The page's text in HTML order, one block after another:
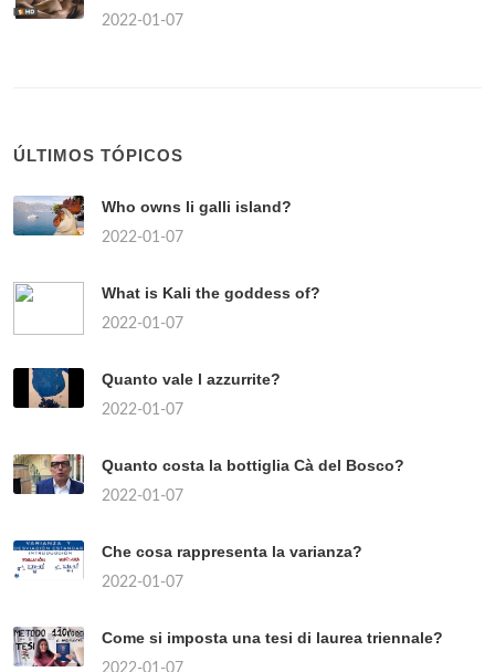
2022-01-07
ÚLTIMOS TÓPICOS
Who owns li galli island?
2022-01-07
What is Kali the goddess of?
2022-01-07
Quanto vale l azzurrite?
2022-01-07
Quanto costa la bottiglia Cà del Bosco?
2022-01-07
Che cosa rappresenta la varianza?
2022-01-07
Come si imposta una tesi di laurea triennale?
2022-01-07